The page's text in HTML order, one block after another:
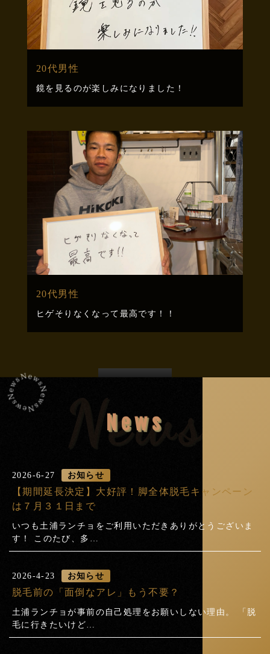
20代男性
鏡を見るのが楽しみになりました！
20代男性
ヒゲそりなくなって最高です！！
News
News
2026-6-27 お知らせ
【期間延長決定】大好評！脚全体脱毛キャンペーン
は７月３１日まで
いつも土浦ランチョをご利用いただきありがとうございま
す！ このたび、多…
2026-4-23 お知らせ
脱毛前の「面倒なアレ」もう不要？
土浦ランチョが事前の自己処理をお願いしない理由。 「脱
毛に行きたいけど…